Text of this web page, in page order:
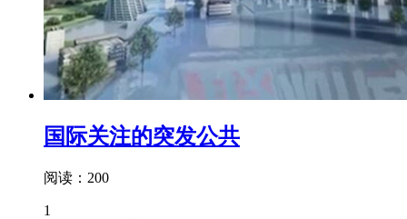
国际关注的突发公共
阅读：200
1